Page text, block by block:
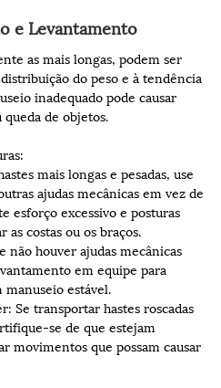
e Levantamento
as mais longas, podem ser
do peso e à tendência
inadequado pode causar
de objetos.
mais longas e pesadas, use
ajudas mecânicas em vez de
esforço excessivo e posturas
as costas ou os braços.
houver ajudas mecânicas
em equipe para
estável.
Se transportar hastes roscadas
se de que estejam
movimentos que possam causar